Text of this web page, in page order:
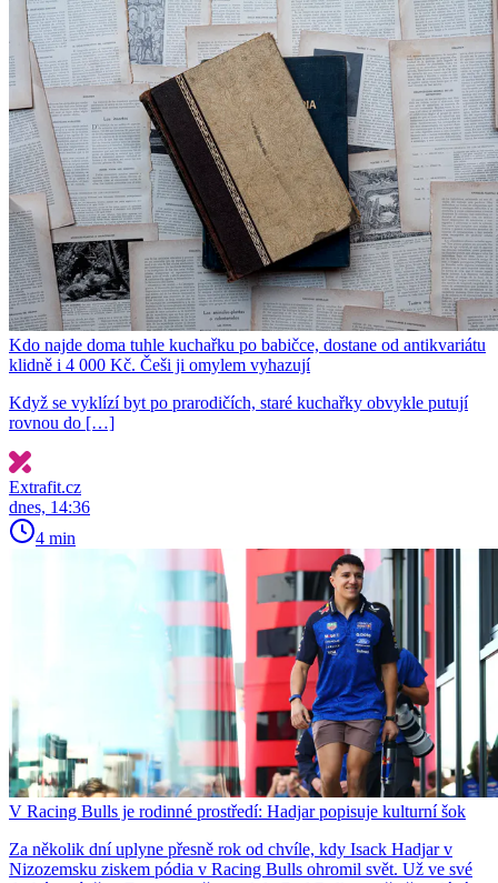
Kdo najde doma tuhle kuchařku po babičce, dostane od antikvariátu
klidně i 4 000 Kč. Češi ji omylem vyhazují
Když se vyklízí byt po prarodičích, staré kuchařky obvykle putují
rovnou do […]
Extrafit.cz
dnes, 14:36
4 min
V Racing Bulls je rodinné prostředí: Hadjar popisuje kulturní šok
Za několik dní uplyne přesně rok od chvíle, kdy Isack Hadjar v
Nizozemsku ziskem pódia v Racing Bulls ohromil svět. Už ve své